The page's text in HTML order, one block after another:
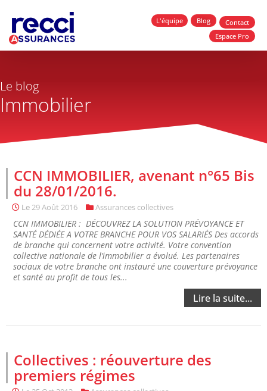
L'équipe Blog
Contact
Espace Pro
Le blog
Immobilier
CCN IMMOBILIER, avenant n°65 Bis
du 28/01/2016.
Le29 Août 2016 Assurances collectives
CCN IMMOBILIER : DÉCOUVREZ LA SOLUTION PRÉVOYANCE ET
SANTÉ DÉDIÉE A VOTRE BRANCHE POUR VOS SALARIÉS Des accords
de branche qui concernent votre activité. Votre convention
collective nationale de l’immobilier a évolué. Les partenaires
sociaux de votre branche ont instauré une couverture prévoyance
et santé au profit de tous les...
Lire la suite...
Collectives : réouverture des
premiers régimes